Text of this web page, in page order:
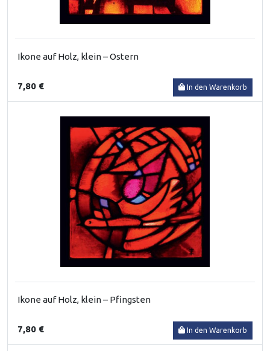
Ikone auf Holz, klein – Ostern
7,80 € In den Warenkorb
Ikone auf Holz, klein – Pfingsten
7,80 € In den Warenkorb